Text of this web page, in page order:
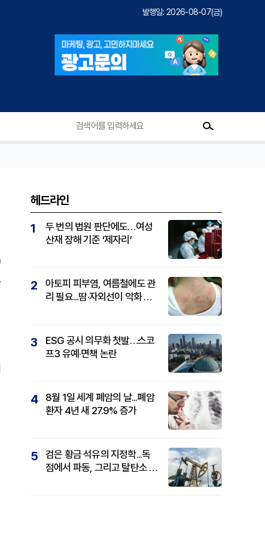
발행일: 2026-08-07(금)
헤드라인
1
두 번의 법원 판단에도…여성
산재 장해 기준 ‘제자리’
2
아토피 피부염, 여름철에도 관
리 필요...땀·자외선이 악화 요
3
ESG 공시 의무화 첫발…스코
프3 유예·면책 논란
4
8월 1일 세계 폐암의 날...폐암
환자 4년 새 27.9% 증가
5
검은 황금 석유의 지정학...독
점에서 파동, 그리고 탈탄소 패